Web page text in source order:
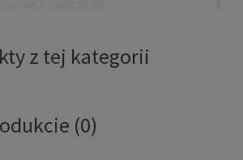
599,00 zł
749,00 zł
z tej kategorii
(0)